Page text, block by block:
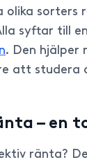
olika sorters
syftar till
. Den
att studera
– en
ränta?